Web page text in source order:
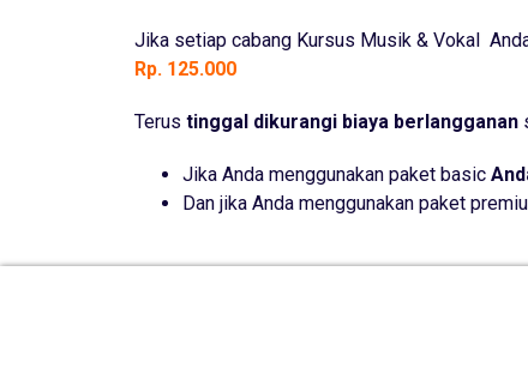
Jika setiap cabang Kursus Musik & Vokal
Rp. 125.000
Terus tinggal dikurangi biaya berlangganan
Jika Anda menggunakan paket basic
Dan jika Anda menggunakan paket